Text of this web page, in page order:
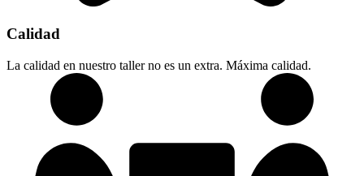
Calidad
La calidad en nuestro taller no es un extra. Máxima calidad.